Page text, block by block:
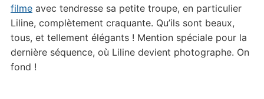
filmeavec tendresse sa petite troupe, en particulier
Liline, complètement craquante. Qu’ils sont beaux,
tous, et tellement élégants ! Mention spéciale pour la
dernière séquence, où Liline devient photographe. On
fond !